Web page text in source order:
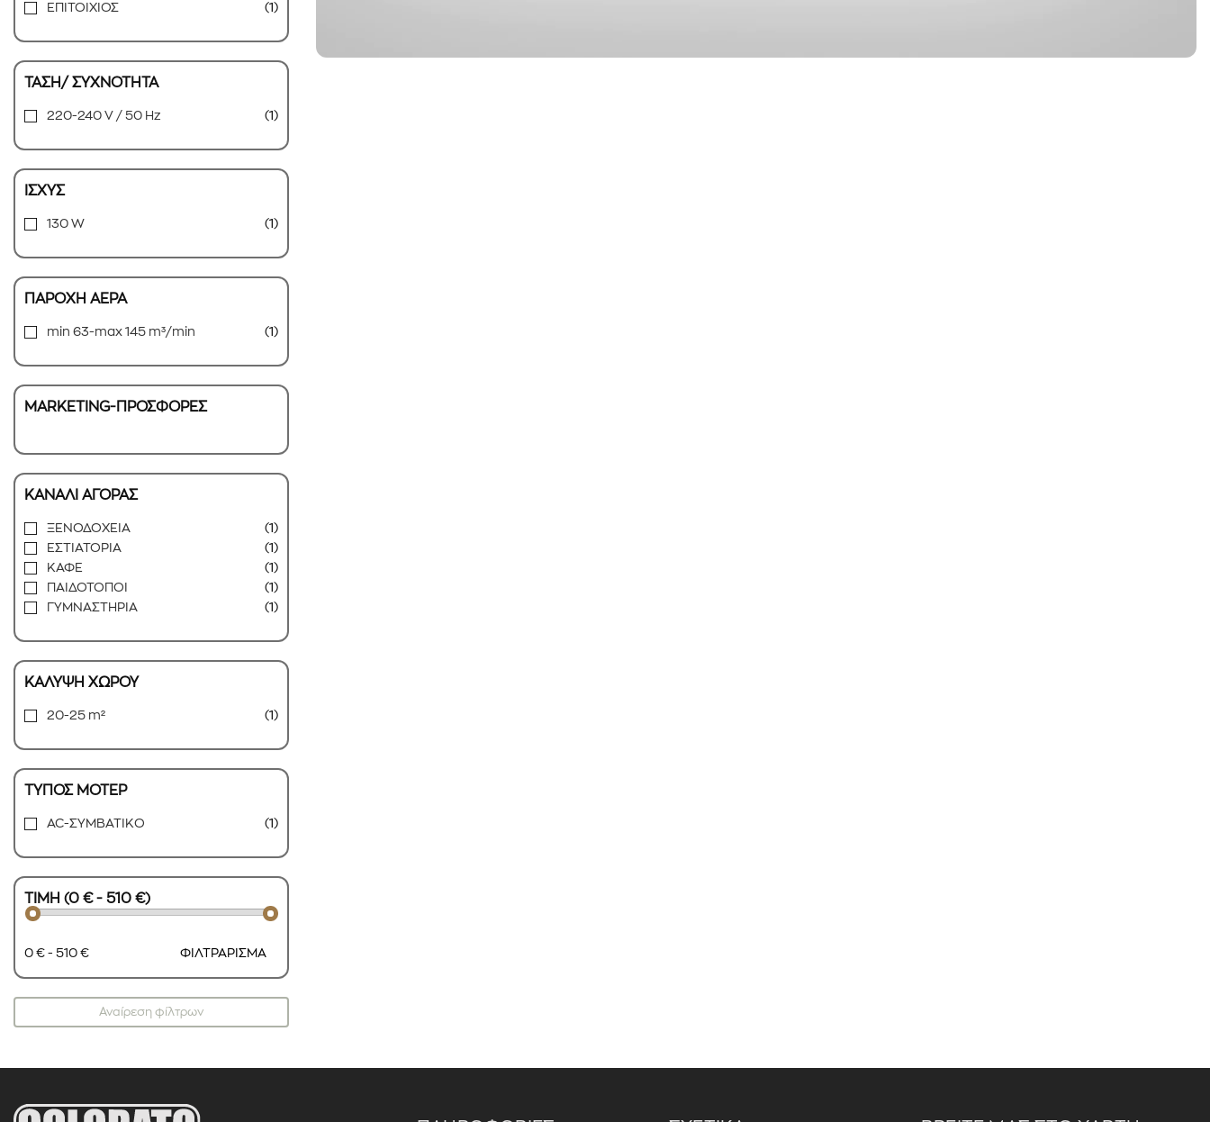
ΕΠΙΤΟΙΧΙΟΣ
(1)
ΤΑΣΗ/ ΣΥΧΝΟΤΗΤΑ
220-240 V / 50 Hz (1)
ΙΣΧΥΣ
130 W (1)
ΠΑΡΟΧΗ ΑΕΡΑ
min 63-max 145 m³/min (1)
MARKETING-ΠΡΟΣΦΟΡΕΣ
ΚΑΝΑΛΙ ΑΓΟΡΑΣ
ΞΕΝΟΔΟΧΕΙΑ
(1)
ΕΣΤΙΑΤΟΡΙΑ
(1)
ΚΑΦE
(1)
ΠΑΙΔΟΤΟΠΟΙ
(1)
ΓΥΜΝΑΣΤΗΡΙΑ
(1)
ΚΑΛΥΨΗ ΧΩΡΟΥ
20-25 m² (1)
ΤΥΠΟΣ ΜΟΤΕΡ
AC-ΣΥΜΒΑΤΙΚΟ (1)
ΤΙΜΗ (0 € - 510 €)
0 € - 510 € ΦΙΛΤΡΑΡΙΣΜΑ
Αναίρεση φίλτρων